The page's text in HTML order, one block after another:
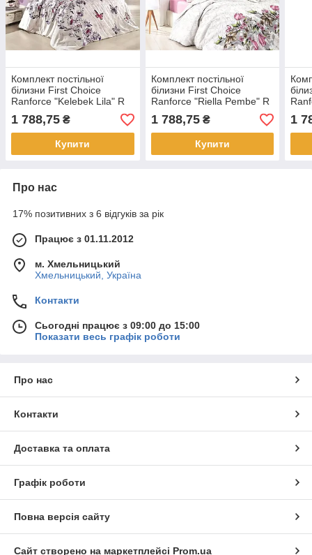
Комплект постільної
білизни First Choice
Ranforce "Kelebek Lila" R
16
1 788,75 ₴
Купити
Комплект постільної
білизни First Choice
Ranforce "Riella Pembe" R
61
1 788,75₴
Купити
76
1
Про нас
17% позитивних з 6 відгуків за рік
Працює з 01.11.2012
м. Хмельницький
Хмельницький, Україна
Контакти
Сьогодні працює з 09:00 до 15:00
Показати весь графік роботи
Про нас
Контакти
Доставка та оплата
Графік роботи
Повна версія сайту
Сайт створено на маркетплейсі Prom.ua